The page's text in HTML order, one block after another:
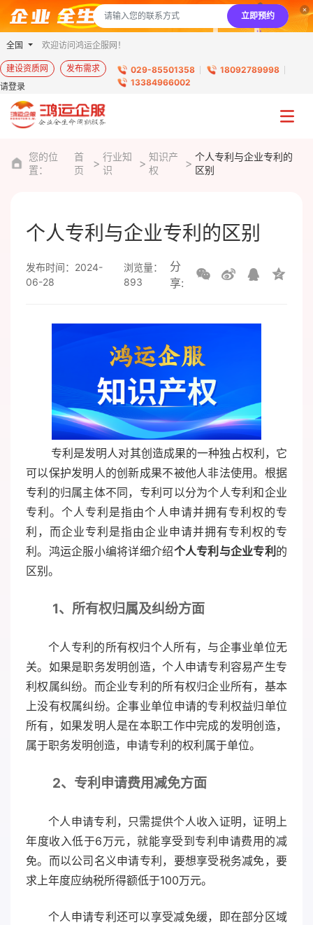
立即预约
全国 欢迎访问鸿运企服网！
建设资质网
发布需求
请登录
029-85501358
18092789998
13384966002
您的位
置：
首
页
行业知
识
知识产
权
个人专利与企业专利的
区别
个人专利与企业专利的区别
发布时间：2024-
06-28
浏览量：
893
分
享:
专利是发明人对其创造成果的一种独占权利，它
可以保护发明人的创新成果不被他人非法使用。根据
专利的归属主体不同，专利可以分为个人专利和企业
专利。个人专利是指由个人申请并拥有专利权的专
利，而企业专利是指由企业申请并拥有专利权的专
利。鸿运企服小编将详细介绍个人专利与企业专利 的
区别。
1、 所有权归属及纠纷方面
个人专利的所有权归个人所有，与企事业单位无
关。如果是职务发明创造，个人申请专利容易产生专
利权属纠纷。而企业专利的所有权归企业所有，基本
上没有权属纠纷。企事业单位申请的专利权益归单位
所有，如果发明人是在本职工作中完成的发明创造，
属于职务发明创造，申请专利的权利属于单位。
2、专利申请费用减免方面
个人申请专利，只需提供个人收入证明，证明上
年度收入低于6万元，就能享受到专利申请费用的减
免。而以公司名义申请专利，要想享受税务减免，要
求上年度应纳税所得额低于100万元。
个人申请专利还可以享受减免缓，即在部分区域